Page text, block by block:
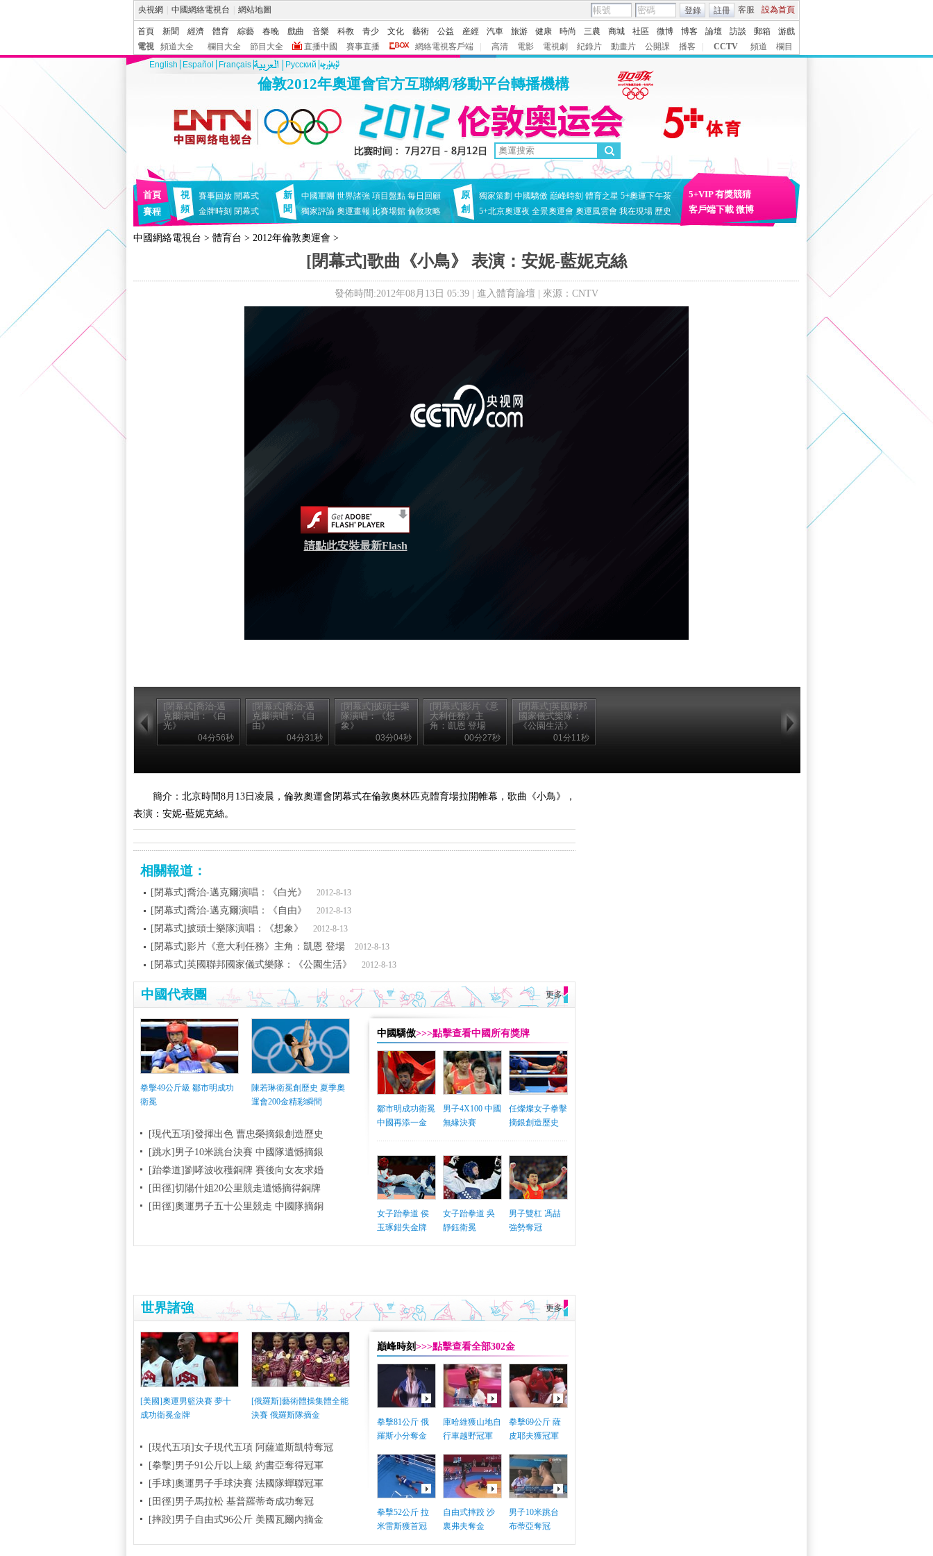
央視網 中國網絡電視台 網站地圖 客服 設為首頁
登錄 註冊
首頁 新聞 經濟 體育 綜藝 春晚 戲曲 音樂 科教 青少 文化 藝術 公益 産經 汽車 旅游 健康 時尚 三農 商城 社區 微博 博客 論壇 訪談 郵箱
游戲
電視
頻道大全 欄目大全 節目大全 直播中國 賽事直播 網絡電視客戶端 高清 電影 電視劇 紀錄片 動畫片 公開課 播客 CCTV 頻道
欄目
English
Español Français Pусский
倫敦2012年奧運會官方互聯網/移動平台轉播機構
首頁
賽程
視
頻
賽事回放 開幕式
金牌時刻 閉幕式
新
聞
中國軍團 世界諸強 項目盤點 每日回顧
獨家評論 奧運畫報 比賽場館 倫敦攻略
原
創
獨家策劃 中國驕傲 巔峰時刻 體育之星 5+奧運下午茶
5+北京奧運夜 全景奧運會 奧運風雲會 我在現場 歷史
5+VIP 有獎競猜
客戶端下載 微博
中國網絡電視台 > 體育台 > 2012年倫敦奧運會 >
[閉幕式]歌曲《小鳥》 表演：安妮-藍妮克絲
發佈時間:2012年08月13日 05:39 | 進入體育論壇 | 來源：CNTV
請點此安裝最新Flash
[閉幕式]喬治-邁
克爾演唱：《白
光》
04分56秒
[閉幕式]喬治-邁
克爾演唱：《自
由》
04分31秒
[閉幕式]披頭士樂
隊演唱：《想
象》
03分04秒
[閉幕式]影片《意
大利任務》主
角：凱恩 登場
00分27秒
[閉幕式]英國聯邦
國家儀式樂隊：
《公園生活》
01分11秒
簡介：北京時間8月13日凌晨，倫敦奧運會閉幕式在倫敦奧林匹克體育場拉開帷幕，歌曲《小鳥》，
表演：安妮-藍妮克絲。
相關報道：
[閉幕式]喬治-邁克爾演唱：《白光》 2012-8-13
[閉幕式]喬治-邁克爾演唱：《自由》 2012-8-13
[閉幕式]披頭士樂隊演唱：《想象》 2012-8-13
[閉幕式]影片《意大利任務》主角：凱恩 登場 2012-8-13
[閉幕式]英國聯邦國家儀式樂隊：《公園生活》 2012-8-13
中國代表團 更多
拳擊49公斤級 鄒市明成功
衛冕
陳若琳衛冕創歷史 夏季奧
運會200金精彩瞬間
[現代五項]發揮出色 曹忠榮摘銀創造歷史
[跳水]男子10米跳台決賽 中國隊遺憾摘銀
[跆拳道]劉哮波收穫銅牌 賽後向女友求婚
[田徑]切陽什姐20公里競走遺憾摘得銅牌
[田徑]奧運男子五十公里競走 中國隊摘銅
中國驕傲>>>點擊查看中國所有獎牌
鄒市明成功衛冕
中國再添一金
男子4X100 中國
無緣決賽
任燦燦女子拳擊
摘銀創造歷史
女子跆拳道 侯
玉琢錯失金牌
女子跆拳道 吳
靜鈺衛冕
男子雙杠 馮喆
強勢奪冠
世界諸強 更多
[美國]奧運男籃決賽 夢十
成功衛冕金牌
[俄羅斯]藝術體操集體全能
決賽 俄羅斯隊摘金
[現代五項]女子現代五項 阿薩道斯凱特奪冠
[拳擊]男子91公斤以上級 約書亞奪得冠軍
[手球]奧運男子手球決賽 法國隊蟬聯冠軍
[田徑]男子馬拉松 基普羅蒂奇成功奪冠
[摔跤]男子自由式96公斤 美國瓦爾內摘金
巔峰時刻>>>點擊查看全部302金
拳擊81公斤 俄
羅斯小分奪金
庫哈維獲山地自
行車越野冠軍
拳擊69公斤 薩
皮耶夫獲冠軍
拳擊52公斤 拉
米雷斯獲首冠
自由式摔跤 沙
裏弗夫奪金
男子10米跳台
布蒂亞奪冠